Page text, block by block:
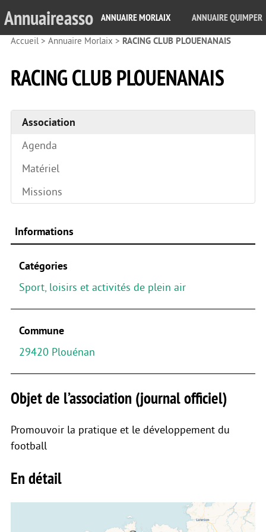
Annuaireasso ANNUAIRE MORLAIX ANNUAIRE QUIMPER
Accueil> Annuaire Morlaix > RACING CLUB PLOUENANAIS
RACING CLUB PLOUENANAIS
Association
Agenda
Matériel
Missions
Informations
Catégories
Sport, loisirs et activités de plein air
Commune
29420 Plouénan
Objet de l’association (journal officiel)
Promouvoir la pratique et le développement du
football
En détail